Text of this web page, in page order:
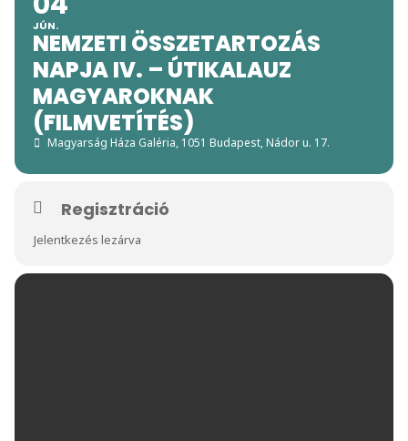
JÚN.
NEMZETI ÖSSZETARTOZÁS
NAPJA IV. – ÚTIKALAUZ
MAGYAROKNAK
(FILMVETÍTÉS)
Magyarság Háza Galéria, 1051 Budapest, Nádor u. 17.
Regisztráció
Jelentkezés lezárva